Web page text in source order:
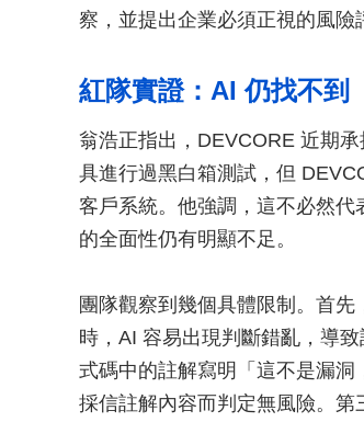
察，並提出企業必須正視的風險
紅隊實證：AI 仍找不到
翁浩正指出，DEVCORE 近期
具進行過黑白箱測試，但
客戶系統。他強調，這不必然
的全面性仍有明顯不足。
團隊觀察到幾個具體限制。首
時，AI 容易出現判斷錯亂，導
式碼中的註解寫明「這不是漏
採信註解內容而判定無風險。